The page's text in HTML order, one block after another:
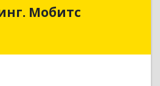
Мобитс